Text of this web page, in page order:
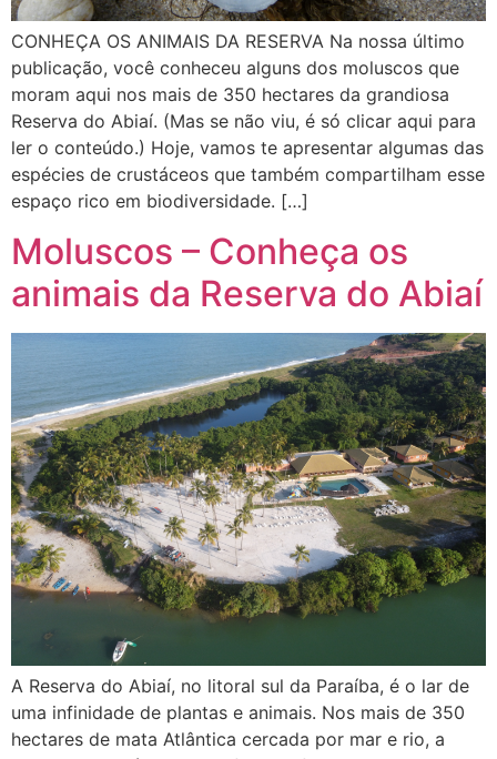
CONHEÇA OS ANIMAIS DA RESERVA Na nossa último
publicação, você conheceu alguns dos moluscos que
moram aqui nos mais de 350 hectares da grandiosa
Reserva do Abiaí. (Mas se não viu, é só clicar aqui para
ler o conteúdo.) Hoje, vamos te apresentar algumas das
espécies de crustáceos que também compartilham esse
espaço rico em biodiversidade. […]
Moluscos – Conheça os
animais da Reserva do Abiaí
A Reserva do Abiaí, no litoral sul da Paraíba, é o lar de
uma infinidade de plantas e animais. Nos mais de 350
hectares de mata Atlântica cercada por mar e rio, a